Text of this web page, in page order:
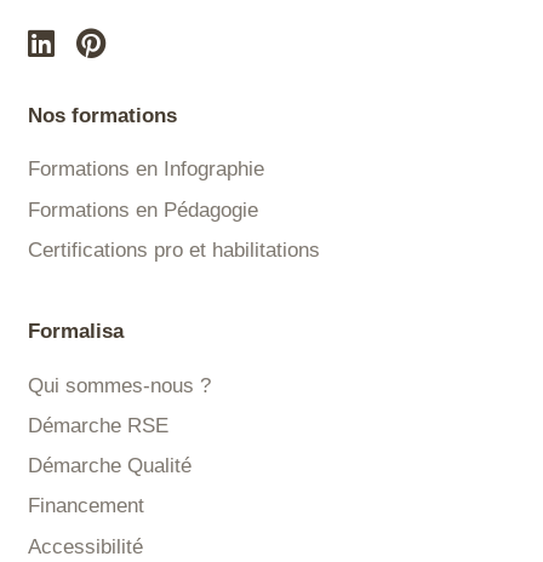
Nos formations
Formations en Infographie
Formations en Pédagogie
Certifications pro et habilitations
Formalisa
Qui sommes-nous ?
Démarche RSE
Démarche Qualité
Financement
Accessibilité